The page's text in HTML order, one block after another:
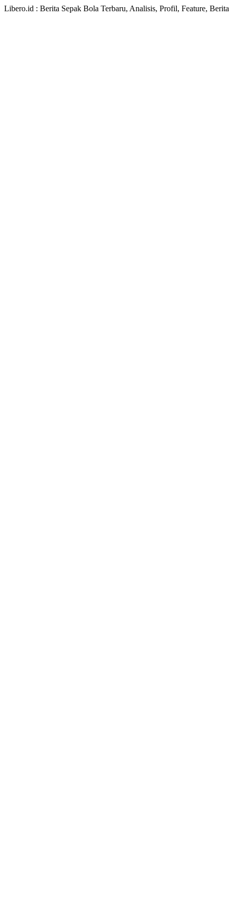
Libero.id : Berita Sepak Bola Terbaru, Analisis, Profil, Feature,